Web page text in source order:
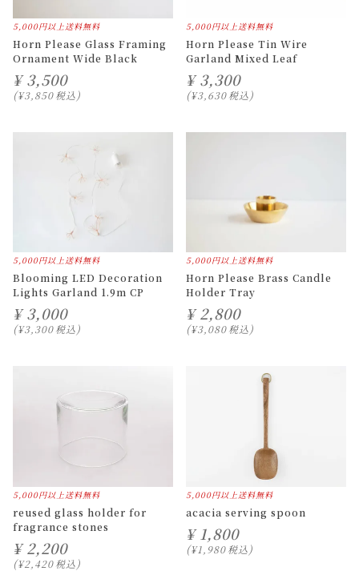
5,000円以上送料無料
Horn Please Glass Framing
Ornament Wide Black
¥ 3,500
¥3,850税込
5,000円以上送料無料
Horn Please Tin Wire
Garland Mixed Leaf
¥ 3,300
¥3,630税込
5,000円以上送料無料
Blooming LED Decoration
Lights Garland 1.9m CP
¥ 3,000
¥3,300税込
5,000円以上送料無料
Horn Please Brass Candle
Holder Tray
¥ 2,800
¥3,080税込
5,000円以上送料無料
reused glass holder for
fragrance stones
¥ 2,200
¥2,420税込
5,000円以上送料無料
acacia serving spoon
¥ 1,800
¥1,980税込